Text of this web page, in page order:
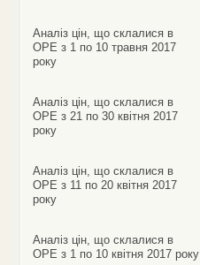
Аналіз цін, що склалися в
ОРЕ з 1 по 10 травня 2017
року
Аналіз цін, що склалися в
ОРЕ з 21 по 30 квітня 2017
року
Аналіз цін, що склалися в
ОРЕ з 11 по 20 квітня 2017
року
Аналіз цін, що склалися в
ОРЕ з 1 по 10 квітня 2017 року